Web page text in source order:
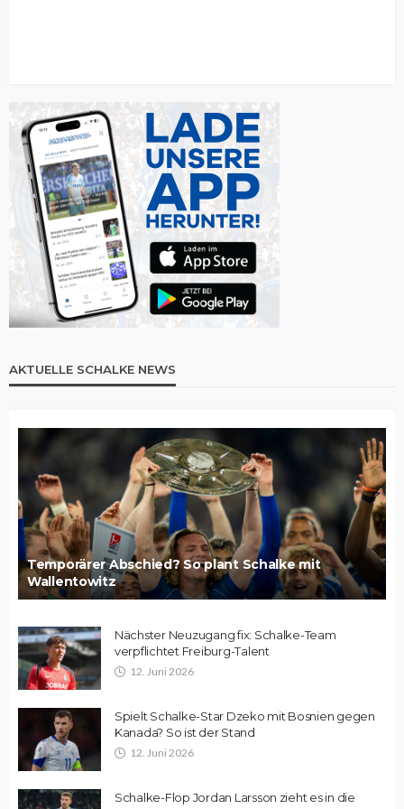
AKTUELLE SCHALKE NEWS
Temporärer Abschied? So plant Schalke mit
Wallentowitz
Nächster Neuzugang fix: Schalke-Team
verpflichtet Freiburg-Talent
12. Juni 2026
Spielt Schalke-Star Dzeko mit Bosnien gegen
Kanada? So ist der Stand
12. Juni 2026
Schalke-Flop Jordan Larsson zieht es in die